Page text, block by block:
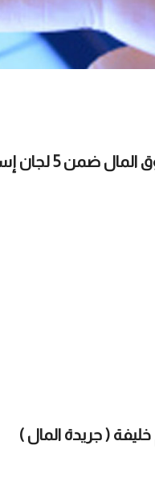
د/عصام خليفة عضو
( جريدة المال )